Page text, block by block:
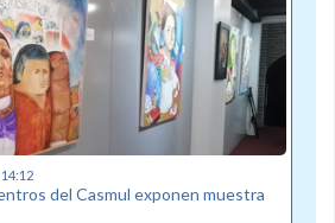
del Casmul exponen muestra